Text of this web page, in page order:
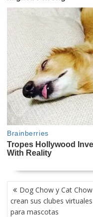
NAVEGACIÓN
DE
ENTRADAS
Dog Chow y Cat Chow
crean sus clubes virtuales
para mascotas